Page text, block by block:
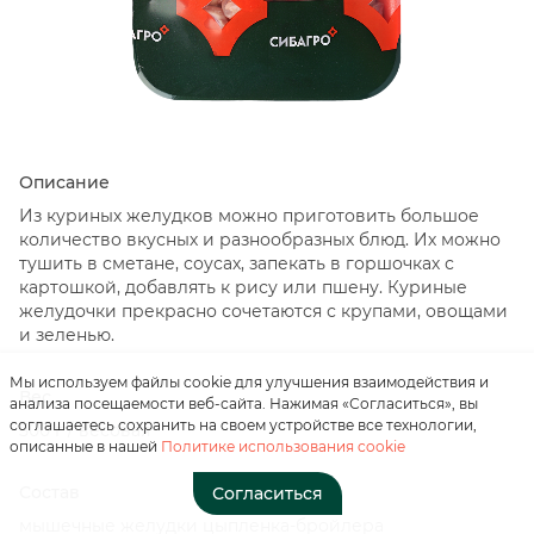
Описание
Из куриных желудков можно приготовить большое
количество вкусных и разнообразных блюд. Их можно
тушить в сметане, соусах, запекать в горшочках с
картошкой, добавлять к рису или пшену. Куриные
желудочки прекрасно сочетаются с крупами, овощами
и зеленью.
Вес
500 г / весовая
Мы используем файлы cookie для улучшения взаимодействия и
анализа посещаемости веб-сайта. Нажимая «Согласиться», вы
соглашаетесь сохранить на своем устройстве все технологии,
описанные в нашей Политике использования cookie
Согласиться
Нажимая на кнопку, вы
соглашаетесь с
«положением о
персональных данных»
Отправить